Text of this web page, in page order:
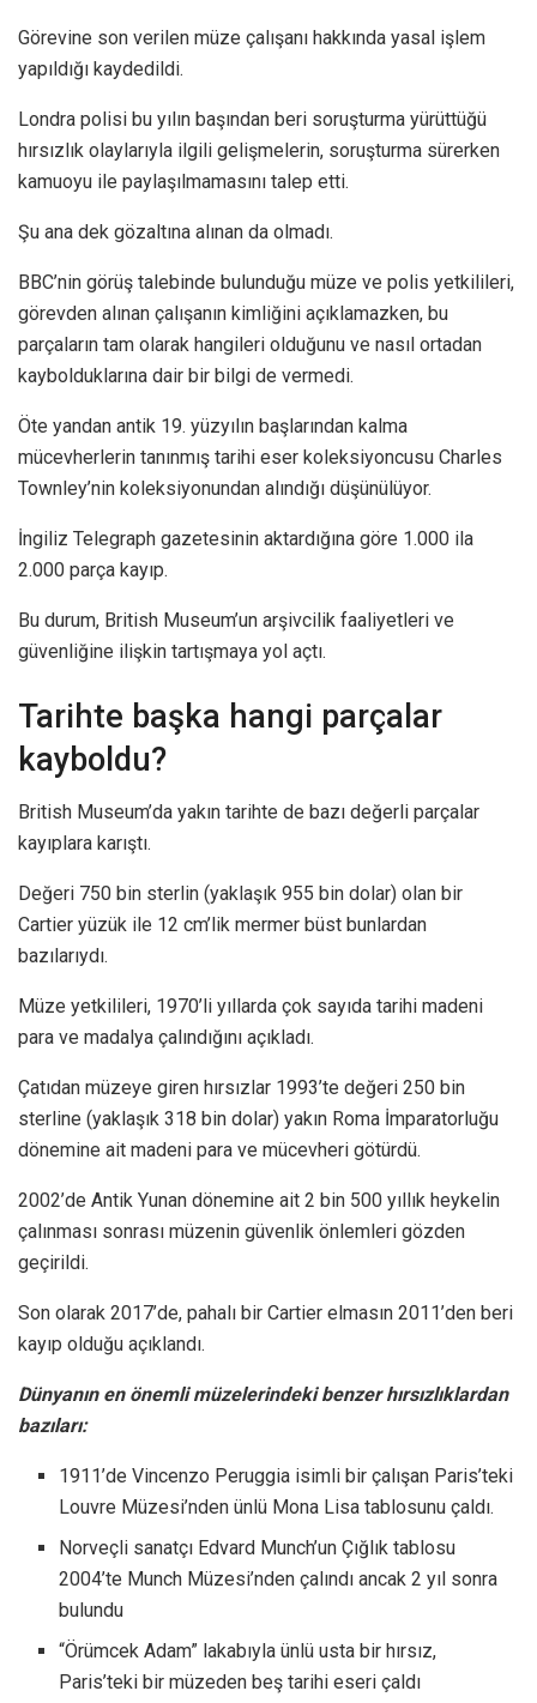
Görevine son verilen müze çalışanı hakkında yasal işlem
yapıldığı kaydedildi.
Londra polisi bu yılın başından beri soruşturma yürüttüğü
hırsızlık olaylarıyla ilgili gelişmelerin, soruşturma sürerken
kamuoyu ile paylaşılmamasını talep etti.
Şu ana dek gözaltına alınan da olmadı.
BBC’nin görüş talebinde bulunduğu müze ve polis yetkilileri,
görevden alınan çalışanın kimliğini açıklamazken, bu
parçaların tam olarak hangileri olduğunu ve nasıl ortadan
kaybolduklarına dair bir bilgi de vermedi.
Öte yandan antik 19. yüzyılın başlarından kalma
mücevherlerin tanınmış tarihi eser koleksiyoncusu Charles
Townley’nin koleksiyonundan alındığı düşünülüyor.
İngiliz Telegraph gazetesinin aktardığına göre 1.000 ila
2.000 parça kayıp.
Bu durum, British Museum’un arşivcilik faaliyetleri ve
güvenliğine ilişkin tartışmaya yol açtı.
Tarihte başka hangi parçalar
kayboldu?
British Museum’da yakın tarihte de bazı değerli parçalar
kayıplara karıştı.
Değeri 750 bin sterlin (yaklaşık 955 bin dolar) olan bir
Cartier yüzük ile 12 cm’lik mermer büst bunlardan
bazılarıydı.
Müze yetkilileri, 1970’li yıllarda çok sayıda tarihi madeni
para ve madalya çalındığını açıkladı.
Çatıdan müzeye giren hırsızlar 1993’te değeri 250 bin
sterline (yaklaşık 318 bin dolar) yakın Roma İmparatorluğu
dönemine ait madeni para ve mücevheri götürdü.
2002’de Antik Yunan dönemine ait 2 bin 500 yıllık heykelin
çalınması sonrası müzenin güvenlik önlemleri gözden
geçirildi.
Son olarak 2017’de, pahalı bir Cartier elmasın 2011’den beri
kayıp olduğu açıklandı.
Dünyanın en önemli müzelerindeki benzer hırsızlıklardan
bazıları:
1911’de Vincenzo Peruggia isimli bir çalışan Paris’teki
Louvre Müzesi’nden ünlü Mona Lisa tablosunu çaldı.
Norveçli sanatçı Edvard Munch’un Çığlık tablosu
2004’te Munch Müzesi’nden çalındı ancak 2 yıl sonra
bulundu
“Örümcek Adam” lakabıyla ünlü usta bir hırsız,
Paris’teki bir müzeden beş tarihi eseri çaldı